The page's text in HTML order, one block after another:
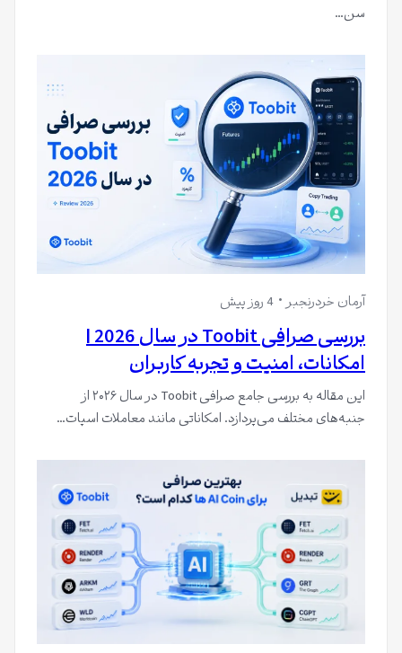
سن…
آرمان خردرنجبر 4 روز پیش
بررسی صرافی Toobit در سال 2026 |
امکانات، امنیت و تجربه کاربران
این مقاله به بررسی جامع صرافی Toobit در سال ۲۰۲۶ از
جنبه‌های مختلف می‌پردازد. امکاناتی مانند معاملات اسپات…